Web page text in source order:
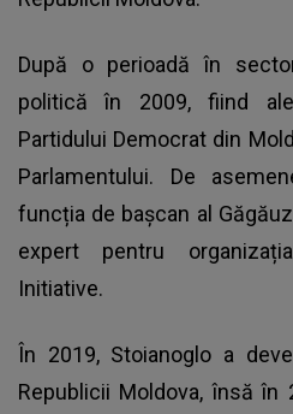
După o perioadă în
politică în 2009, fiind
Partidului Democrat din
Parlamentului. De
funcția de bașcan al
expert pentru
Initiative.
În 2019, Stoianoglo a
Republicii Moldova, însă